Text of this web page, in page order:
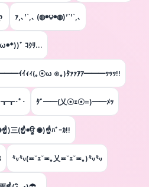
ｧ,､’`,､ (◍◉౪◉◍)’`’`,､
ﾞ ｺｸﾘ…
ｲｲｨｨ(｡☉ω ⊙｡)ﾀｧｧｱｱ━━━ｯｯｯ!!
･ﾟ･ ﾀﾞ━━(乂☉ｪ☉=)━━ﾒｯ
三(☝◉ਊ ◉)☝ﾊﾞｰｶ!!
㍉㍉(≖ˇｪˇ≖｡乂≖ˇｪˇ≖｡)㍉㍉